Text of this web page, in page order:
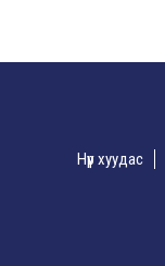
Нүүр хуудас